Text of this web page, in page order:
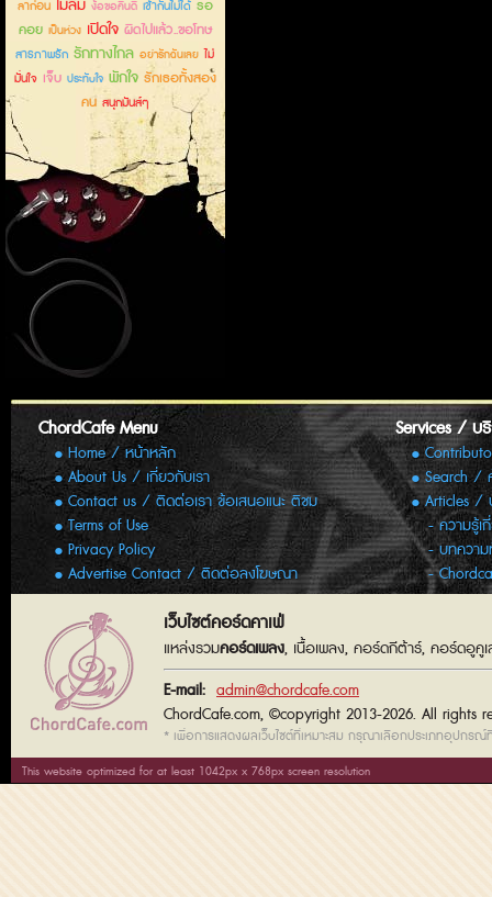
ลาก่อน ไม่ลืม ง้อขอคืนดี เข้ากันไม่ได้ รอ
คอย เป็นห่วง เปิดใจ ผิดไปแล้ว..ขอโทษ
สารภาพรัก รักทางไกล อย่ารักฉันเลย ไม่
มั่นใจ เจ็บ ประทับใจ พักใจ รักเธอทั้งสอง
คน สนุกมันส์ๆ
ChordCafe Menu
Home / หน้าหลัก
About Us / เกี่ยวกับเรา
Contact us / ติดต่อเรา ข้อเสนอแนะ ติชม
Terms of Use
Privacy Policy
Advertise Contact / ติดต่อลงโฆษณา
Services / บ
Search /
Articles /
ความรู้
บทความ
เว็บไซต์คอร์ดคาเฟ่
แหล่งรวมคอร์ดเพลง, เนื้อเพลง, คอร์ดกีต้าร์, คอร์ดอูคู
E-mail: admin@chordcafe.com
ChordCafe.com, ©copyright 2013-2026. All rights
* เพื่อการแสดงผลเว็บไซต์ที่เหมาะสม กรุณาเลือกประเภทอุปกรณ์
This website optimized for at least 1042px x 768px screen resolution